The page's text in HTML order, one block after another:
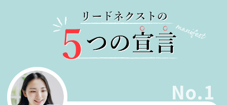
No.1